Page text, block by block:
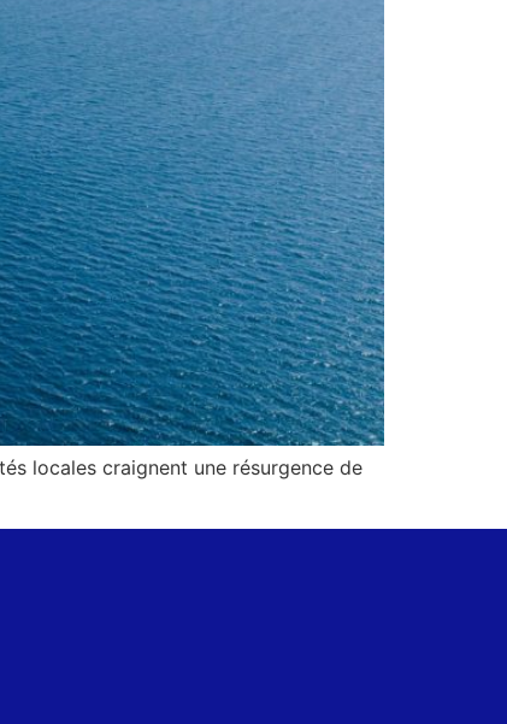
locales craignent une résurgence de